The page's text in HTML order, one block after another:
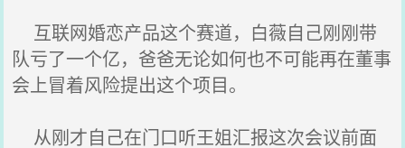
互联网婚恋产品这个赛道，白薇自己刚刚带
队亏了一个亿，爸爸无论如何也不可能再在董事
会上冒着风险提出这个项目。
从刚才自己在门口听王姐汇报这次会议前面